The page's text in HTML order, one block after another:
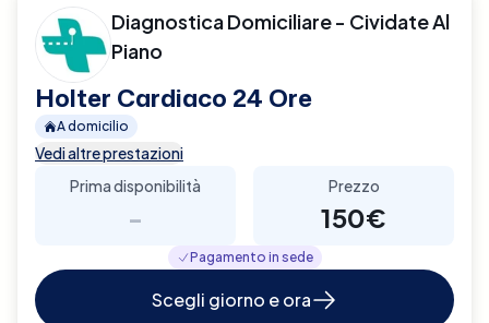
Diagnostica Domiciliare - Cividate Al
Piano
Holter Cardiaco 24 Ore
A domicilio
Vedi altre prestazioni
Prima disponibilità
-
Prezzo
150€
Pagamento in sede
Scegli giorno e ora